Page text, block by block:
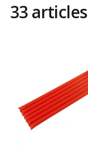
33 articles